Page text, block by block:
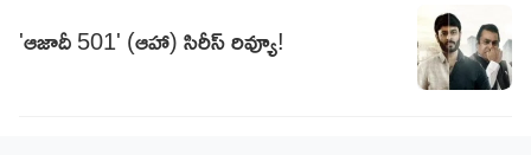
'ఆజాదీ 501' (ఆహా) సిరీస్ రివ్యూ!